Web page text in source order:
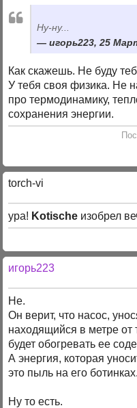
Ну-ну...
игорь223, 25
Как скажешь. Не буду
У тебя своя физика. Не
про термодинамику,
сохранения энергии.
torch-vi
ура! Kotische изобрел
игорь223
Не.
Он верит, что насос,
находящийся в метре от
будет обогревать ее
А энергия, которая
это пыль на его ботинках.
Ну то есть.